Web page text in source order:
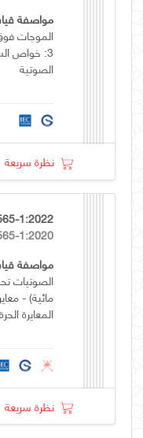
مواصفة
الموجات
3: خواص
الصوتية
نظرة سريعة
1:2022
1:2020
مواصفة
الصوتيات
المعايرة
نظرة سريعة